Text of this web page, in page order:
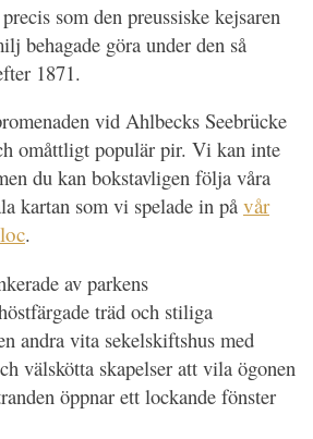
som den preussiske kejsaren
behagade göra under den så
1871.
vid Ahlbecks Seebrücke
omåttligt populär pir. Vi kan inte
du kan bokstavligen följa våra
kartan som vi spelade in påvår
.
av parkens
träd och stiliga
andra vita sekelskiftshus med
välskötta skapelser att vila ögonen
öppnar ett lockande fönster